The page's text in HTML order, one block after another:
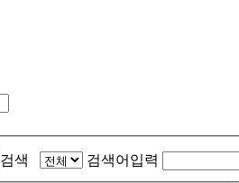
검색 검색어입력